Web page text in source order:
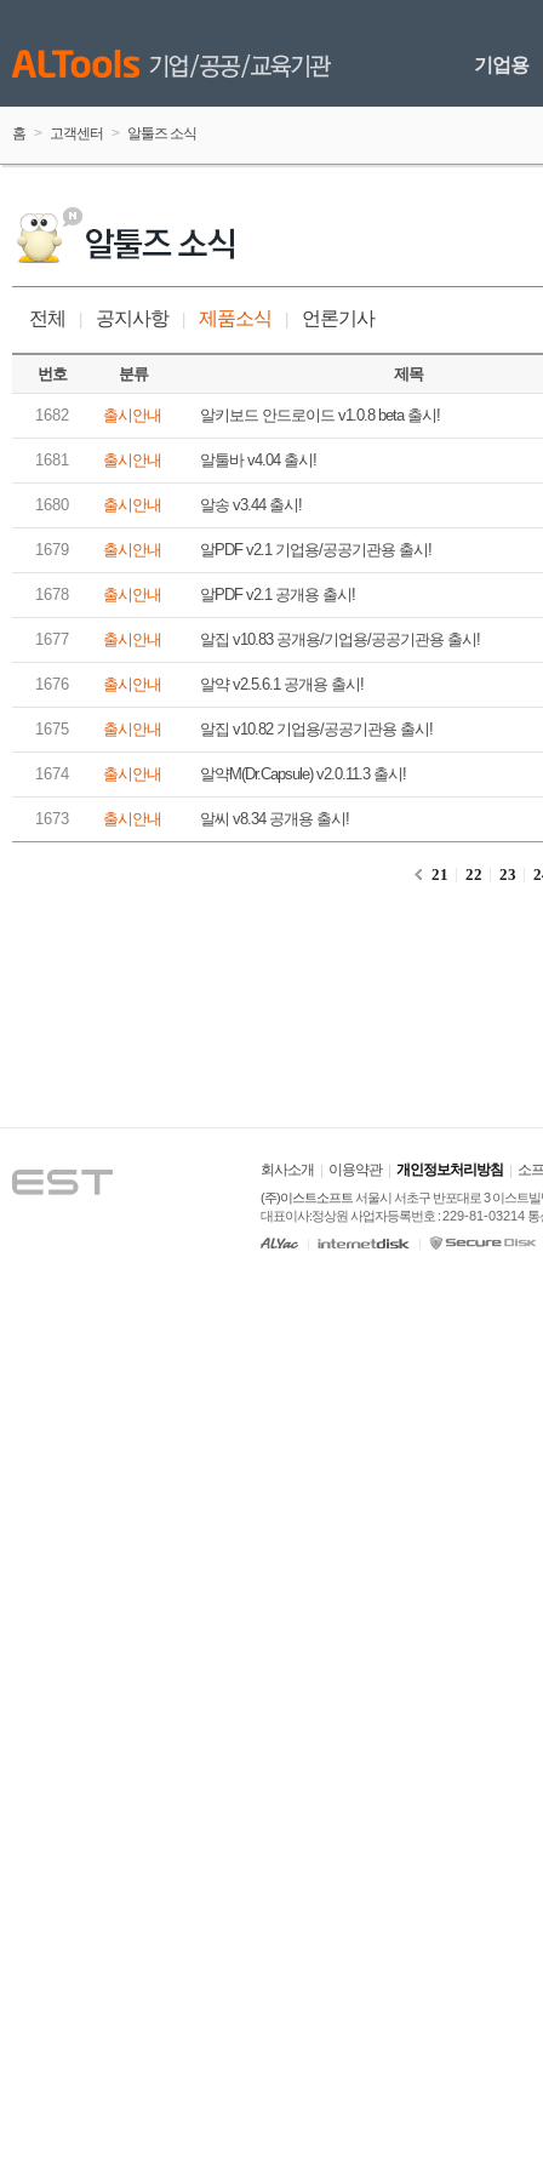
기업용
홈 > 고객센터 > 알툴즈 소식
전체 공지사항 제품소식 언론기사
번호 분류 제목
1682 출시안내 알키보드 안드로이드 v1.0.8 beta 출시!
1681 출시안내 알툴바 v4.04 출시!
1680 출시안내 알송 v3.44 출시!
1679 출시안내 알PDF v2.1 기업용/공공기관용 출시!
1678 출시안내 알PDF v2.1 공개용 출시!
1677 출시안내 알집 v10.83 공개용/기업용/공공기관용 출시!
1676 출시안내 알약 v2.5.6.1 공개용 출시!
1675 출시안내 알집 v10.82 기업용/공공기관용 출시!
1674 출시안내 알약M(Dr.Capsule) v2.0.11.3 출시!
1673 출시안내 알씨 v8.34 공개용 출시!
21 22 23
회사소개 이용약관 개인정보처리방침 소
(주)이스트소프트 서울시 서초구 반포대로 3 이스트빌
대표이사:정상원 사업자등록번호 : 229-81-03214 통